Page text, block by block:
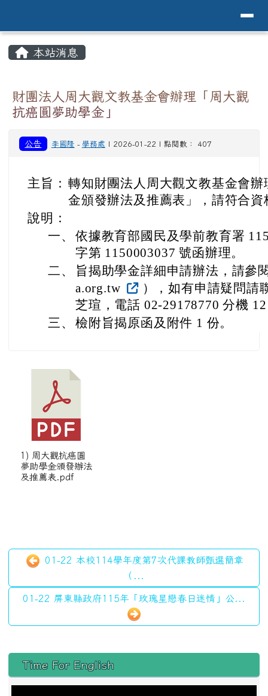
花蓮縣花蓮市中原國小全球資訊
本站消息
財團法人周大觀文教基金會辦理「周大觀
抗癌圓夢助學金」
公告 李國隆 - 學務處 | 2026-01-22 | 點閱數： 407
主旨： 轉知財團法人周大觀文教基金會
金頒發辦法及推薦表」，請符合
說明：
一、 依據教育部國民及學前教育署
字第 1150003037 號函辦理。
二、
旨揭助學金詳細申請辦法，請參
a.org.tw
），如有申請疑問請
芝瑄，電話 02-29178770 分機
三、 檢附旨揭原函及附件 1 份。
1) 周大觀抗癌圓
夢助學金頒發辦法
及推薦表.pdf
01-22 本校114學年度第7次代課教師甄選簡章
（...
01-22 屏東縣政府115年「玫瑰星戀春日迷情」公...
左邊區域內容
Time For English